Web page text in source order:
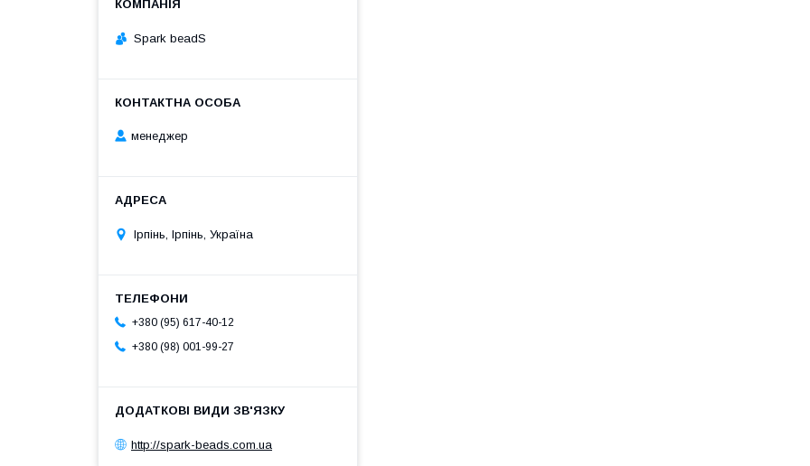
Spark beadS
менеджер
Ірпінь, Ірпінь, Україна
+380 (95) 617-40-12
+380 (98) 001-99-27
http://spark-beads.com.ua